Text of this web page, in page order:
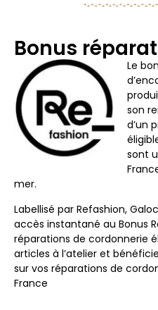
Bonus
Le
son
d’un
sont
mer.
Labellisé par Refashion,
accès instantané au Bonus
réparations de cordonnerie
articles à l’atelier et
sur vos réparations de
France